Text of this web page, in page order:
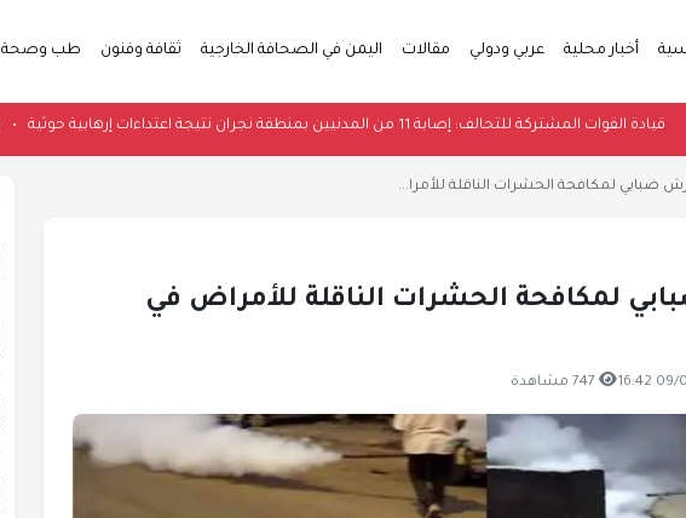
أخبار محلية عربي ودولي مقالات اليمن في الصحافة الخارجية ثقافة وفنون طب وصحة
قيادة القوات المشتركة للتحالف: إصابة 11 من المدنيين بمنطقة نجران نتيجة اعتداءات إرهابية حوثية
ضبابي لمكافحة الحشرات الناقلة للأمرا...
لمكافحة الحشرات الناقلة للأمراض في
09/ 747 مشاهدة